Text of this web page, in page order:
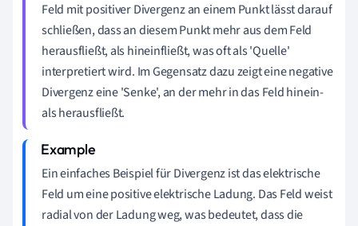
Feld mit positiver Divergenz an einem Punkt lässt darauf
schließen, dass an diesem Punkt mehr aus dem Feld
herausfließt, als hineinfließt, was oft als 'Quelle'
interpretiert wird. Im Gegensatz dazu zeigt eine negative
Divergenz eine 'Senke', an der mehr in das Feld hinein-
als herausfließt.
Ein einfaches Beispiel für Divergenz ist das elektrische
Feld um eine positive elektrische Ladung. Das Feld weist
radial von der Ladung weg, was bedeutet, dass die